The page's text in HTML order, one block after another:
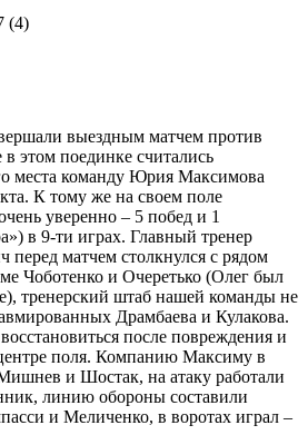
(4)
выездным матчем против
этом поединке считались
места команду Юрия Максимова
К тому же на своем поле
уверенно – 5 побед и 1
в 9-ти играх. Главный тренер
перед матчем столкнулся с рядом
Чоботенко и Очеретько (Олег был
тренерский штаб нашей команды не
Драмбаева и Кулакова.
после повреждения и
поля. Компанию Максиму в
и Шостак, на атаку работали
линию обороны составили
и Меличенко, в воротах играл –